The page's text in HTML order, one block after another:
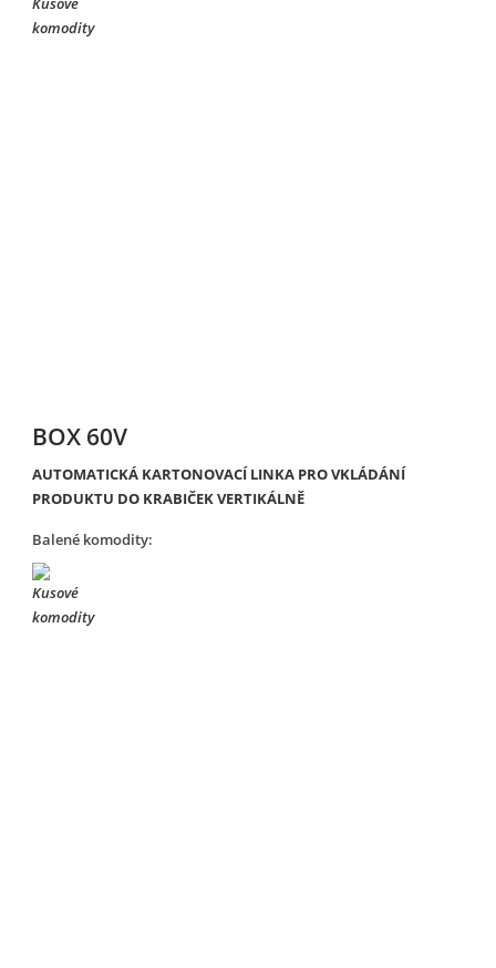
BOX 60V
AUTOMATICKÁ KARTONOVACÍ LINKA PRO VKLÁDÁNÍ
PRODUKTU DO KRABIČEK VERTIKÁLNĚ
Balené komodity: